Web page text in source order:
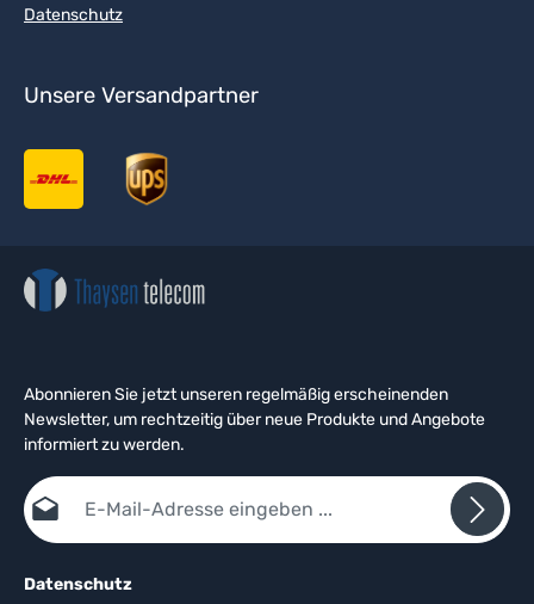
Datenschutz
Unsere Versandpartner
Abonnieren Sie jetzt unseren regelmäßig erscheinenden
Newsletter, um rechtzeitig über neue Produkte und Angebote
informiert zu werden.
E-Mail-Adresse*
Datenschutz